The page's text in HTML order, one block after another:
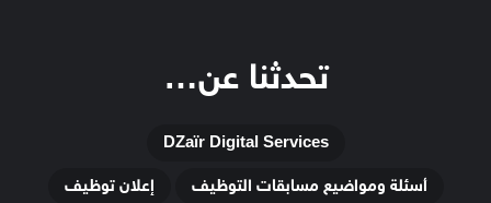
تحدثنا عن…
DZaïr Digital Services
أسئلة ومواضيع مسابقات التوظيف
إعلان توظيف